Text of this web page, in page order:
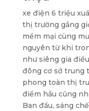
xe điện 6 triệu
thị trường gắng
mềm mại cùng
nguyên từ khi
như siêng gia
đông cơ sở trung
phong toàn thị
điểm hầu cũng
Ban đầu, sáng